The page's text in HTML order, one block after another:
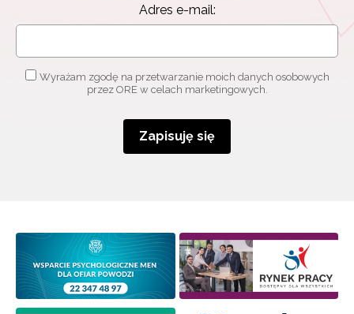
Adres e-mail:
Wyrażam zgodę na przetwarzanie moich danych osobowych
przez ORE w celach marketingowych.
Zapisuję się